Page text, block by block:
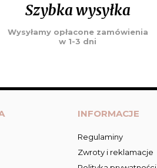
Szybka wysyłka
Wysyłamy opłacone zamówienia
w 1-3 dni
INFORMACJE
Regulaminy
Zwroty i reklamacje